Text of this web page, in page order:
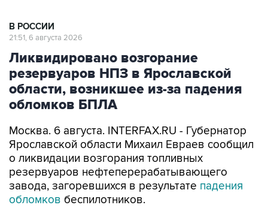
В РОССИИ
21:51, 6 августа 2026
Ликвидировано возгорание
резервуаров НПЗ в Ярославской
области, возникшее из-за падения
обломков БПЛА
Москва. 6 августа. INTERFAX.RU - Губернатор
Ярославской области Михаил Евраев сообщил
о ликвидации возгорания топливных
резервуаров нефтеперерабатывающего
завода, загоревшихся в результате падения
обломков беспилотников.